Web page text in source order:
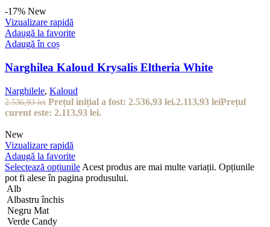
-17% New
Vizualizare rapidă
Adaugă la favorite
Adaugă în coș
Narghilea Kaloud Krysalis Eltheria White
Narghilele, Kaloud
2.536,93lei Prețul inițial a fost: 2.536,93 lei.2.113,93 leiPrețul
curent este: 2.113,93 lei.
New
Vizualizare rapidă
Adaugă la favorite
Selectează opțiunile Acest produs are mai multe variații. Opțiunile
pot fi alese în pagina produsului.
Alb
Albastru închis
Negru Mat
Verde Candy